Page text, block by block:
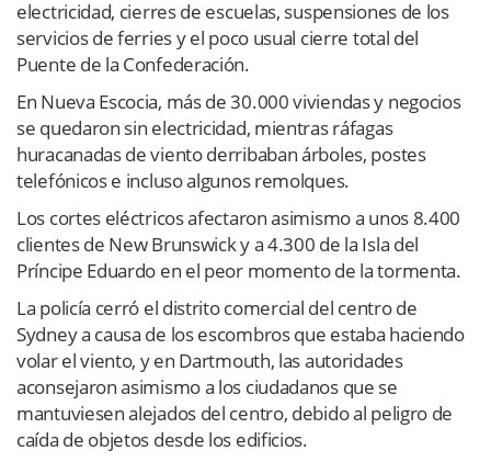
electricidad, cierres de escuelas, suspensiones de los
servicios de ferries y el poco usual cierre total del
Puente de la Confederación.
En Nueva Escocia, más de 30.000 viviendas y negocios
se quedaron sin electricidad, mientras ráfagas
huracanadas de viento derribaban árboles, postes
telefónicos e incluso algunos remolques.
Los cortes eléctricos afectaron asimismo a unos 8.400
clientes de New Brunswick y a 4.300 de la Isla del
Príncipe Eduardo en el peor momento de la tormenta.
La policía cerró el distrito comercial del centro de
Sydney a causa de los escombros que estaba haciendo
volar el viento, y en Dartmouth, las autoridades
aconsejaron asimismo a los ciudadanos que se
mantuviesen alejados del centro, debido al peligro de
caída de objetos desde los edificios.